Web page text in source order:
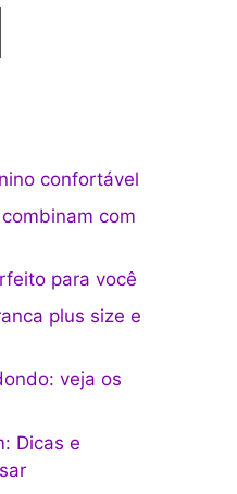
confortável
com
para você
plus size e
veja os
Dicas e